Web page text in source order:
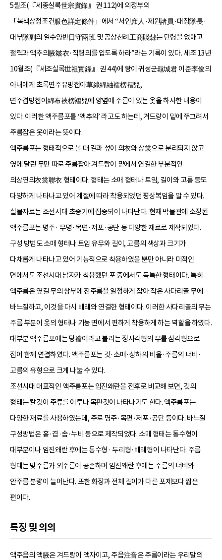
5월조(『세종실록世宗實錄』 권 112)에 의정부의
「복색상정조건服色詳定條件」에서 “서인庶人·제원諸員·대장隊長·
대부隊副의 일수양반日守兩班 및 공상천례工商賤隸는 단령을 없애고
철릭과 액추의腋皺衣·직령의를 입도록 하라”라는 기록이 있다. 세조 13년
10월조(『세조실록世祖實錄』 권 44)에 왕이 귀성군龜城君 이준李俊의
아내에게 초록면주유방첩아草綠綿紬襦榜褶兒,
면주겹방첩아綿布裌榜褶兒에 양옆에 주름이 있는 옷을 하사한 내용이
있다. 이러한 액주름포를 ‘액추의’ 라고도 하는데, 겨드랑이 밑에 쭈그려서
주름잡은 옷이라는 뜻이다.
액주름포는 형태적으로 볼 때 길과 섶이 의衣와 상裳으로 분리되지 않고
옆에 달린 무만 따로 주름잡아 겨드랑이 밑에서 연결한 부분적인
의상연의衣裳聯衣 형태이다. 형태는 소매 형태나 트임, 길이와 고름 등도
다양하게 나타나고 있어 계절에 따라 착용되었던 평상복임을 알 수 있다.
실물자료는 조선시대 초중기에 집중되어 나타난다. 현재 박물관에 소장된
액주름포는 명주· 무명·목면·저포·공단 등 다양한 재료로 제작되었다.
구성 방법도 소매 형태나 트임 유무와 길이, 고름의 색상과 크기가
다채롭게 나타나고 있어 기능적으로 착용하였을 뿐만 아니라 미적인
면에서도 조선시대 남자가 착용했던 포 중에서도 독특한 형태이다. 특히
액주름은 옆길 무의 상부에 잔주름을 일정하게 잡아 작은 사다리꼴 무에
바느질하고, 이것을 다시 배래와 연결한 형태이다. 이러한 사다리꼴의 무는
주름 부분이 옷의 형태나 기능 면에서 편하게 착용하게 하는 역할을 하였다.
대부분 액주름포에는 당襠이라고 불리는 정사각형의 무를 삼각형으로
접어 함께 연결하였다. 액주름포는 깃·소매·상하의 비율·주름의 너비·
고름의 유형으로 크게 나눌 수 있다.
조선시대 대표적인 액주름포는 임진왜란을 전후로 비교해 보면, 깃의
형태는 칼깃이 주류를 이루나 목판깃이 나타나기도 한다. 액주름포는
다양한 재료를 사용하였는데, 주로 명주·목면·저포·공단 등이다. 바느질
구성방법은 홑·겹·솜·누비 등으로 제작되었다. 소매 형태는 통수형이
대부분이나 임진왜란 후에는 통수형· 두리형·배래형이 나타난다. 주름
형태는 맞주름과 외주름이 공존하며 임진왜란 후에는 주름의 너비와
안주름 분량이 늘어난다. 또한 화장과 전체 길이가 다른 포제보다 짧은
편이다.
특징 및 의의
액주음의 액腋은 겨드랑이 액자이고, 주음注音은 주름이라는 우리말의